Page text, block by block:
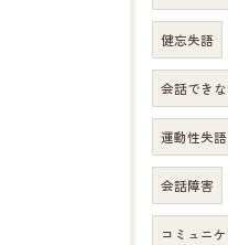
健忘失語
会話できな
運動性失語
会話障害
コミュニ